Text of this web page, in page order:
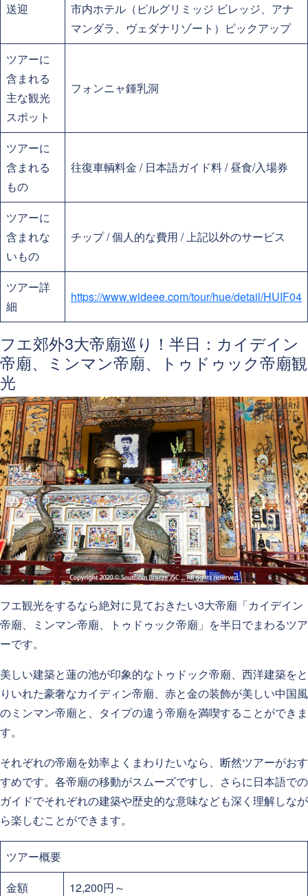
送迎
市内ホテル（ピルグリミッジ ビレッジ、アナ
マンダラ、ヴェダナリゾート）ピックアップ
ツアーに
含まれる
主な観光
スポット
フォンニャ鍾乳洞
ツアーに
含まれる
もの
往復車輌料金 / 日本語ガイド料 / 昼食/入場券
ツアーに
含まれな
いもの
チップ / 個人的な費用 / 上記以外のサービス
ツアー詳
細
https://www.wideee.com/tour/hue/detail/HUIF04
フエ郊外3大帝廟巡り！半日：カイデイン
帝廟、ミンマン帝廟、トゥドゥック帝廟観
光
フエ観光をするなら絶対に見ておきたい3大帝廟「カイデイン
帝廟、ミンマン帝廟、トゥドゥック帝廟」を半日でまわるツア
ーです。
美しい建築と蓮の池が印象的なトゥドック帝廟、西洋建築をと
りいれた豪奢なカイディン帝廟、赤と金の装飾が美しい中国風
のミンマン帝廟と、タイプの違う帝廟を満喫することができま
す。
それぞれの帝廟を効率よくまわりたいなら、断然ツアーがおす
すめです。各帝廟の移動がスムーズですし、さらに日本語での
ガイドでそれぞれの建築や歴史的な意味なども深く理解しなが
ら楽しむことができます。
ツアー概要
金額
12,200円～